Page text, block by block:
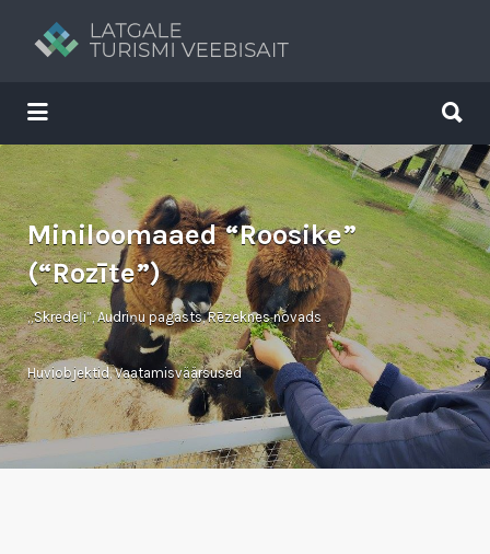
Tavs brīvdienu ceļvedis
Search
for:
for:
Miniloomaaed “Roosike”
(“Rozīte”)
„Skredeļi”, Audriņu pagasts, Rēzeknes novads
Huviobjektid,Vaatamisväärsused